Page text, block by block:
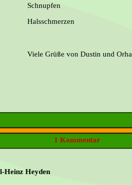
Schnupfen
Halsschmerzen
Viele Grüße von Dustin und
1 Kommentar
Heinz Heyden